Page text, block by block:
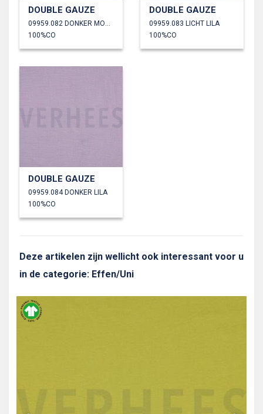
DOUBLE GAUZE
09959.082 DONKER MOSGROEN
100%CO
DOUBLE GAUZE
09959.083 LICHT LILA
100%CO
DOUBLE GAUZE
09959.084 DONKER LILA
100%CO
Deze artikelen zijn wellicht ook interessant voor u
in de categorie: Effen/Uni